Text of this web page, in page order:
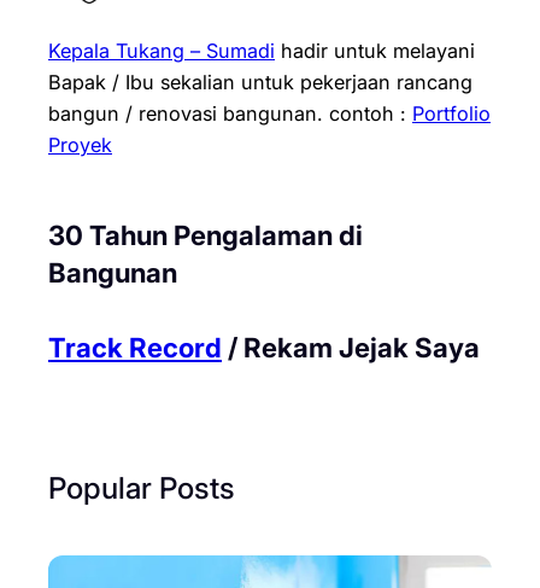
Kepala Tukang – Sumadi hadir untuk melayani
Bapak / Ibu sekalian untuk pekerjaan rancang
bangun / renovasi bangunan. contoh : Portfolio
Proyek
30 Tahun Pengalaman di
Bangunan
Track Record / Rekam Jejak Saya
Popular Posts